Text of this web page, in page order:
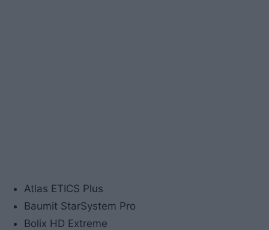
Atlas ETICS Plus
Baumit StarSystem Pro
Bolix HD Extreme